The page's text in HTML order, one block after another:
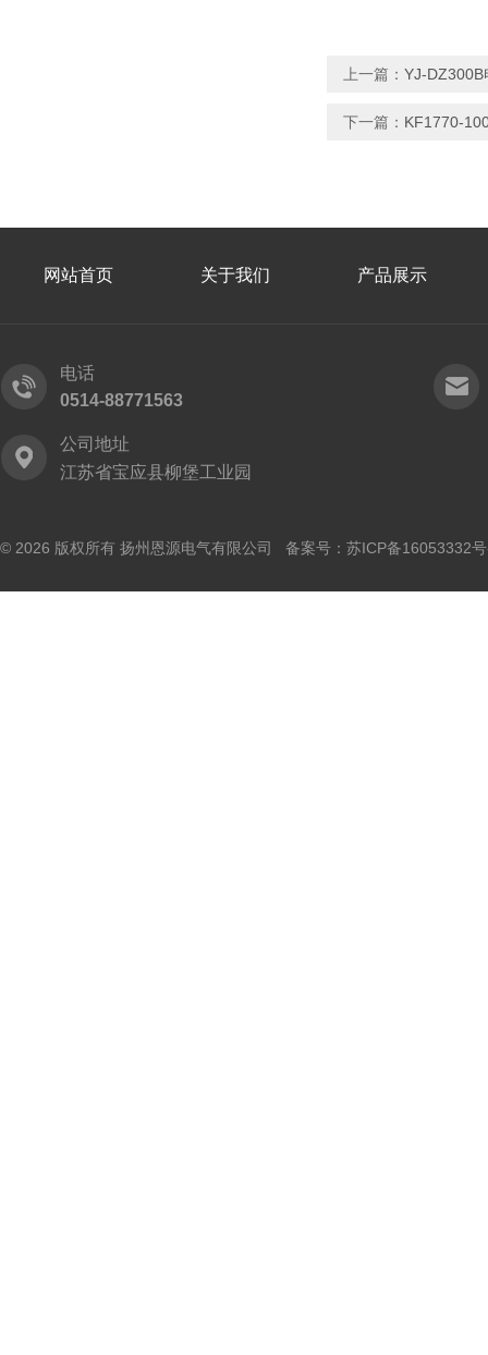
上一篇： YJ-DZ300B
下一篇： KF1770-
网站首页 关于我们 产品展示
电话
0514-88771563
公司地址
江苏省宝应县柳堡工业园
© 2026 版权所有 扬州恩源电气有限公司 备案号： 苏ICP备16053332